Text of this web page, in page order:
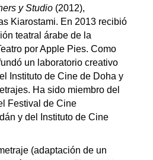
y Studio (2012),
Kiarostami. En 2013 recibió
teatral árabe de la
por Apple Pies. Como
un laboratorio creativo
Instituto de Cine de Doha y
Ha sido miembro del
Festival de Cine
y del Instituto de Cine
(adaptación de un